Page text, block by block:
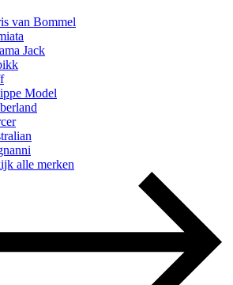
van Bommel
Jack
Model
alle merken